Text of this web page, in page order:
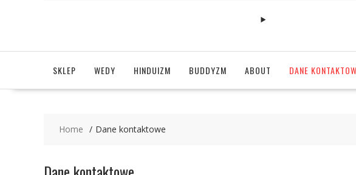
SKLEP WEDY HINDUIZM BUDDYZM ABOUT DANE
Home Dane kontaktowe